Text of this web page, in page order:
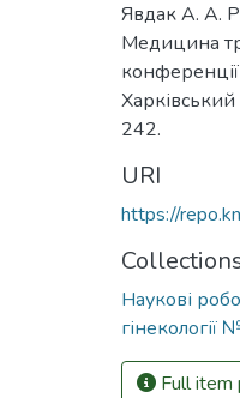
Явдак А. А.
Медицина
242.
URI
https://
Наукові
гінекології
Full item